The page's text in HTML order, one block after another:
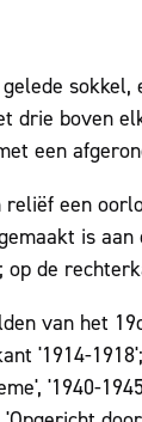
sokkel,
drie boven
een
reliëf een
is
op de
van het
'1914-
'1940-